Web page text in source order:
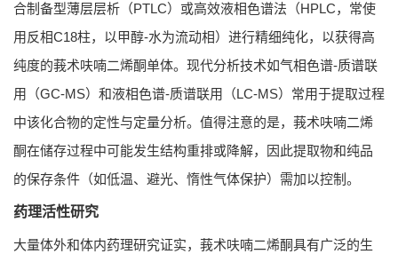
合制备型薄层层析（PTLC）或高效液相色谱法（HPLC，常使
用反相C18柱，以甲醇-水为流动相）进行精细纯化，以获得高
纯度的莪术呋喃二烯酮单体。现代分析技术如气相色谱-质谱联
用（GC-MS）和液相色谱-质谱联用（LC-MS）常用于提取过程
中该化合物的定性与定量分析。值得注意的是，莪术呋喃二烯
酮在储存过程中可能发生结构重排或降解，因此提取物和纯品
的保存条件（如低温、避光、惰性气体保护）需加以控制。
药理活性研究
大量体外和体内药理研究证实，莪术呋喃二烯酮具有广泛的生